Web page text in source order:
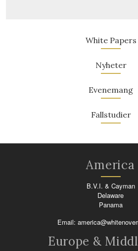
White Papers
Nyheter
Evenemang
Fallstudier
America
B.V.I. & Cayman
Delaware
Panama
Email:
Europe &